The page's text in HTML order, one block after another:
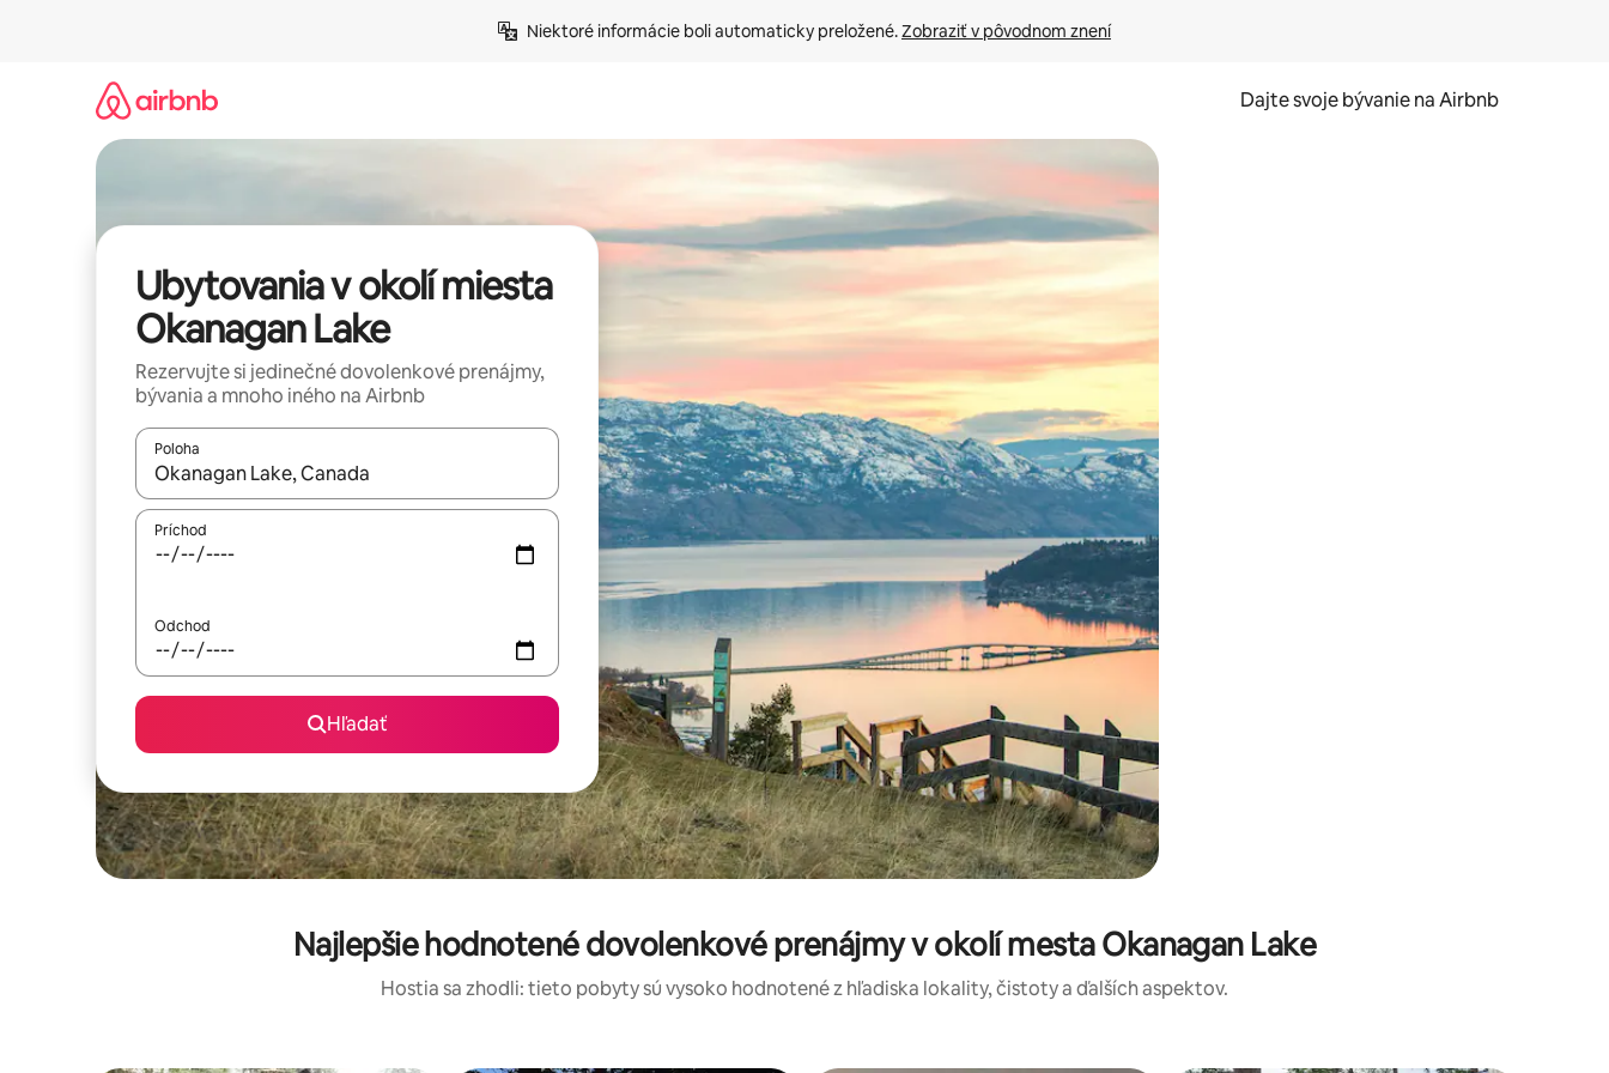
Niektoré informácie boli automaticky preložené. Zobraziť v pôvodnom znení
Dajte svoje bývanie na Airbnb
Ubytovania v okolí miesta
Okanagan Lake
Rezervujte si jedinečné dovolenkové prenájmy,
bývania a mnoho iného na Airbnb
Poloha
Keď budú výsledky k dispozícii, môžete si ich prechádzať pomocou klávesov so šípkami nahor a nadol alebo ich preskúmať pomocou dotykových gest či potiahnutia prstom.
Príchod
Odchod
Hľadať
Najlepšie hodnotené dovolenkové prenájmy v okolí mesta Okanagan Lake
Hostia sa zhodli: tieto pobyty sú vysoko hodnotené z hľadiska lokality, čistoty a ďalších aspektov.